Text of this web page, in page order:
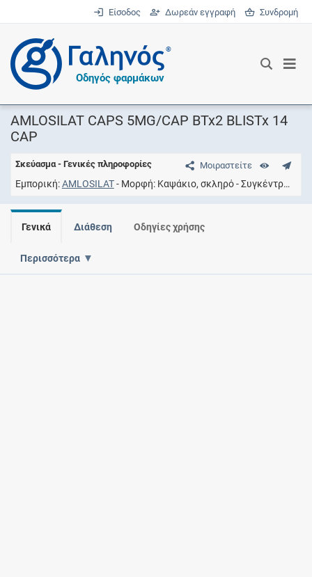
Είσοδος Δωρεάν εγγραφή Συνδρομή
®
Οδηγός φαρμάκων
AMLOSILAT CAPS 5MG/CAP BTx2 BLISTx 14
CAP
Μοιραστείτε
Σκεύασμα - Γενικές πληροφορίες
Εμπορική AMLOSILAT Μορφή Καψάκιο, σκληρό Συγκέντρωση
Γενικά Διάθεση Οδηγίες χρήσης
Περισσότερα